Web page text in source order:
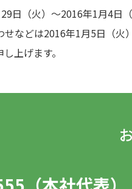
日（火）～2016年1月4日
などは2016年1月5日（火
上げます。